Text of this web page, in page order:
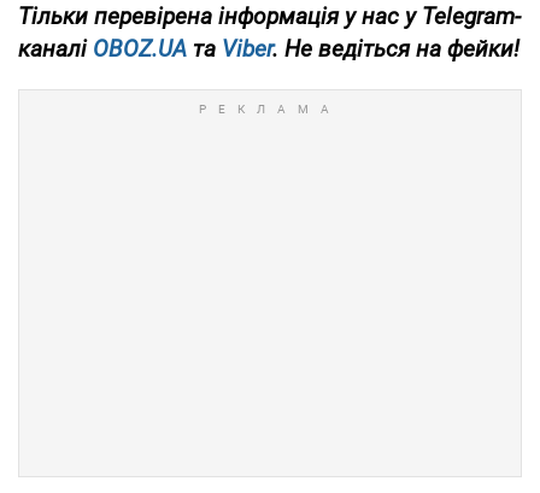
Тільки перевірена інформація у нас у Telegram-
каналі OBOZ.UA та Viber. Не ведіться на фейки!